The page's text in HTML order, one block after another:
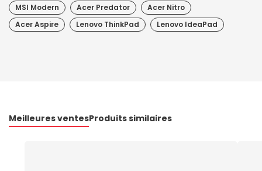
MSI Modern
Acer Predator
Acer Nitro
Acer Aspire
Lenovo ThinkPad Lenovo IdeaPad
Meilleures ventesProduits similaires